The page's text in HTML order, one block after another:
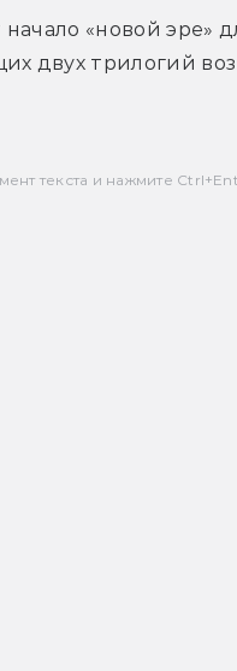
«новой эре»
двух трилогий
текста и нажмите